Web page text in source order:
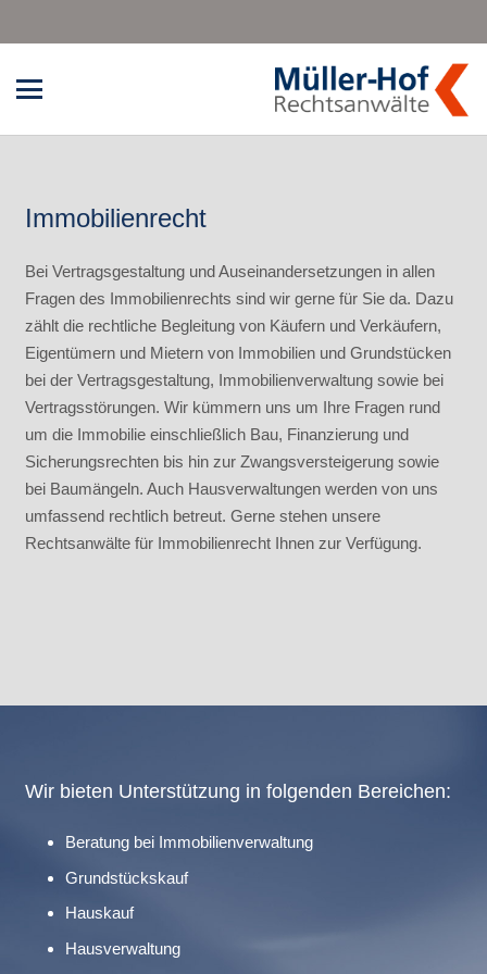
Immobilienrecht
Bei Vertragsgestaltung und Auseinandersetzungen in allen
Fragen des Immobilienrechts sind wir gerne für Sie da. Dazu
zählt die rechtliche Begleitung von Käufern und Verkäufern,
Eigentümern und Mietern von Immobilien und Grundstücken
bei der Vertragsgestaltung, Immobilienverwaltung sowie bei
Vertragsstörungen. Wir kümmern uns um Ihre Fragen rund
um die Immobilie einschließlich Bau, Finanzierung und
Sicherungsrechten bis hin zur Zwangsversteigerung sowie
bei Baumängeln. Auch Hausverwaltungen werden von uns
umfassend rechtlich betreut. Gerne stehen unsere
Rechtsanwälte für Immobilienrecht Ihnen zur Verfügung.
Wir bieten Unterstützung in folgenden Bereichen:
Beratung bei Immobilienverwaltung
Grundstückskauf
Hauskauf
Hausverwaltung